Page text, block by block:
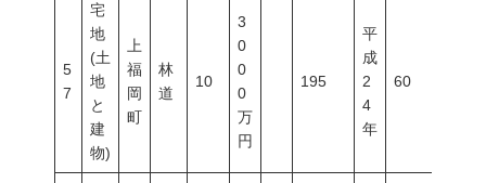
5
7
宅
地
(土
地
と
建
物)
上
福
岡
町
林
道
10
3
0
0
0
万
円
195
平
成
2
4
年
60